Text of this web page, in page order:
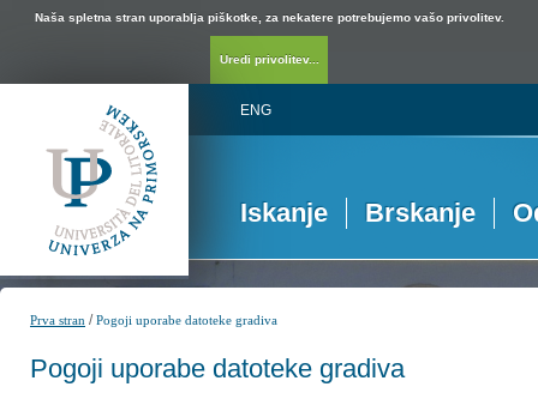
Naša spletna stran uporablja piškotke, za nekatere potrebujemo vašo privolitev.
Uredi privolitev...
ENG
Iskanje Brskanje
Prva stran /Pogoji uporabe datoteke gradiva
Pogoji uporabe datoteke gradiva